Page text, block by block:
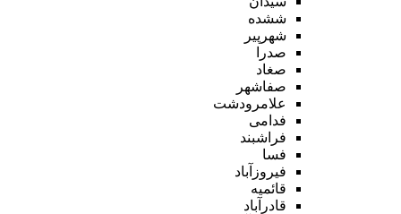
ششده
شهرپیر
صدرا
صغاد
صفاشهر
علامرودشت
فدامی
فراشبند
فسا
فیروزآباد
قائمیه
قادرآباد